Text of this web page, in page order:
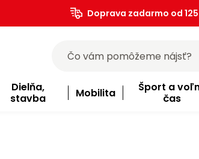
Doprava zadarmo od
Dielňa,
stavba
Mobilita
Šport a
čas